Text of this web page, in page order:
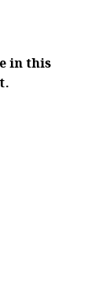
in this